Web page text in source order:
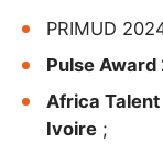
PRIMUD
Pulse
Africa
Ivoire ;